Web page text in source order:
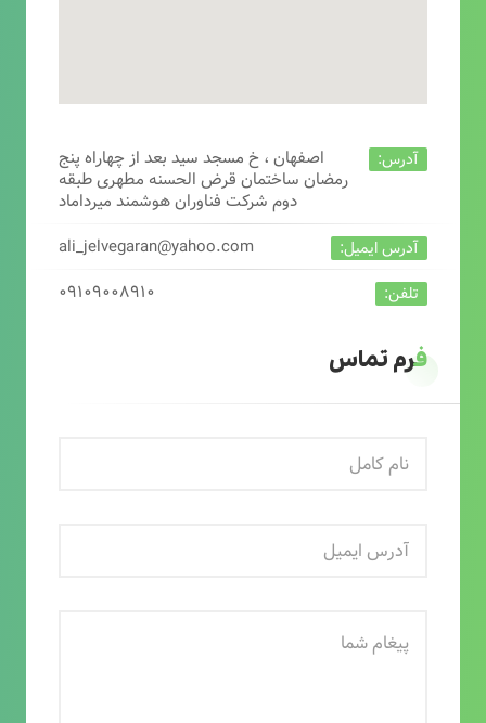
آدرس:
اصفهان ، خ مسجد سید بعد از چهاراه پنج
رمضان ساختمان قرض الحسنه مطهری طبقه
دوم شرکت فناوران هوشمند میرداماد
آدرس ایمیل: ali_jelvegaran@yahoo.com
تلفن: ۰۹۱۰۹۰۰۸۹۱۰
فرم تماس